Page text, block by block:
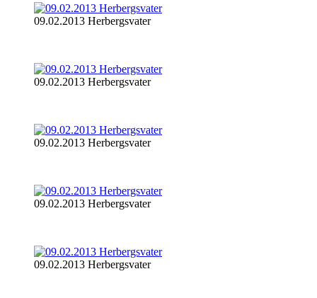
09.02.2013 Herbergsvater
09.02.2013 Herbergsvater
09.02.2013 Herbergsvater
09.02.2013 Herbergsvater
09.02.2013 Herbergsvater